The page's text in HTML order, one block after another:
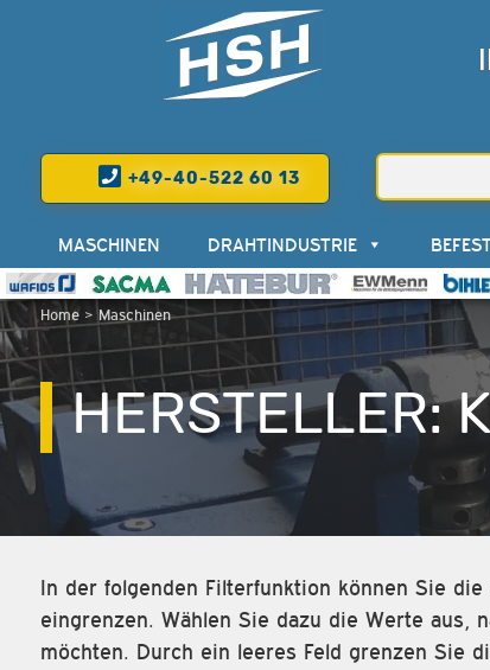
+49-40-522 60 13
Home> Maschinen
MASCHINEN DRAHTINDUSTRIE
HERSTELLER:
In der folgenden Filterfunktion können Sie die
eingrenzen. Wählen Sie dazu die Werte aus,
möchten. Durch ein leeres Feld grenzen Sie